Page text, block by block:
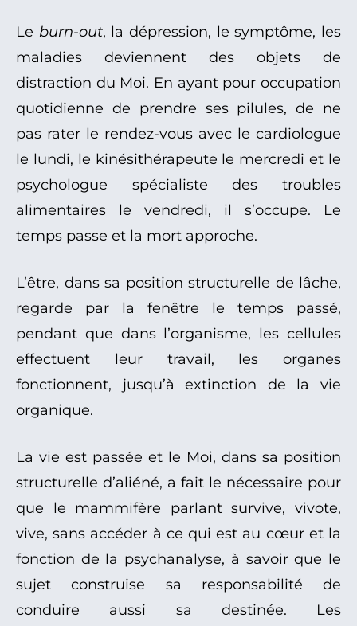
Le burn-out, la dépression, le symptôme, les
maladies deviennent des objets de
distraction du Moi. En ayant pour occupation
quotidienne de prendre ses pilules, de ne
pas rater le rendez-vous avec le cardiologue
le lundi, le kinésithérapeute le mercredi et le
psychologue spécialiste des troubles
alimentaires le vendredi, il s’occupe. Le
temps passe et la mort approche.
L’être, dans sa position structurelle de lâche,
regarde par la fenêtre le temps passé,
pendant que dans l’organisme, les cellules
effectuent leur travail, les organes
fonctionnent, jusqu’à extinction de la vie
organique.
La vie est passée et le Moi, dans sa position
structurelle d’aliéné, a fait le nécessaire pour
que le mammifère parlant survive, vivote,
vive, sans accéder à ce qui est au cœur et la
fonction de la psychanalyse, à savoir que le
sujet construise sa responsabilité de
conduire aussi sa destinée. Les